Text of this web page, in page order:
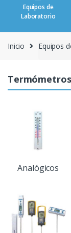
Equipos de
Laboratorio
Inicio Equipos
Termómetros
Analógicos